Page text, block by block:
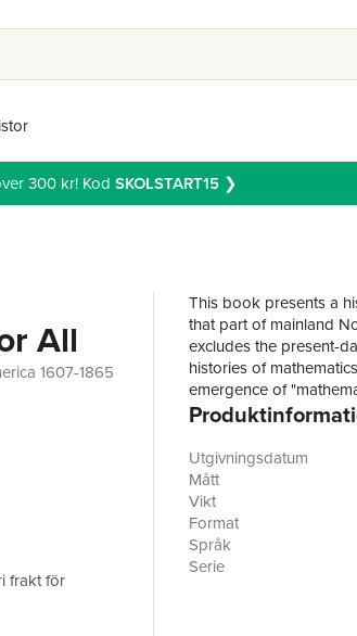
300 kr! Kod SKOLSTART15❯
All
1607-1865
frakt för
This book presents a
that part of mainland
excludes the present-
histories of
emergence of
in thinking which drove
curricula for learners
mathematics itself,
Utgivningsdatum
Mått
Vikt
Format
Språk
Serie